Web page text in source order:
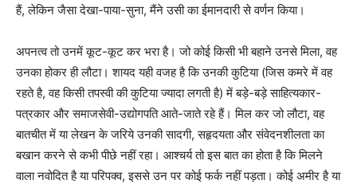
हैं, लेकिन जैसा देखा-पाया-सुना, मैंने उसी का ईमानदारी से वर्णन किया।
अपनत्व तो उनमें कूट-कूट कर भरा है। जो कोई किसी भी बहाने उनसे मिला, वह
उनका होकर ही लौटा। शायद यही वजह है कि उनकी कुटिया (जिस कमरे में वह
रहते है, वह किसी तपस्वी की कुटिया ज्यादा लगती है) में बड़े-बड़े साहित्यकार-
पत्रकार और समाजसेवी-उद्योगपति आते-जाते रहे हैं। मिल कर जो लौटा, वह
बातचीत में या लेखन के जरिये उनकी सादगी, सहृदयता और संवेदनशीलता का
बखान करने से कभी पीछे नहीं रहा। आश्चर्य तो इस बात का होता है कि मिलने
वाला नवोदित है या परिपक्व, इससे उन पर कोई फर्क नहीं पड़ता। कोई अमीर है या